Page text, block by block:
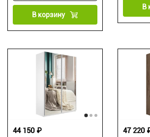
В корзину
В
44 150 ₽ 47 220